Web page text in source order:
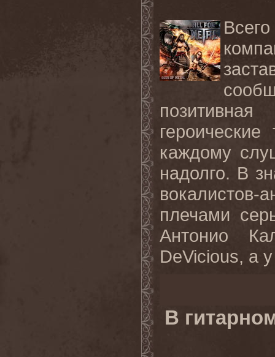
каждому
надолго. В
плечами
Антонио
DeVicious, а
В